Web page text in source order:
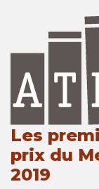
Les
prix du
2019